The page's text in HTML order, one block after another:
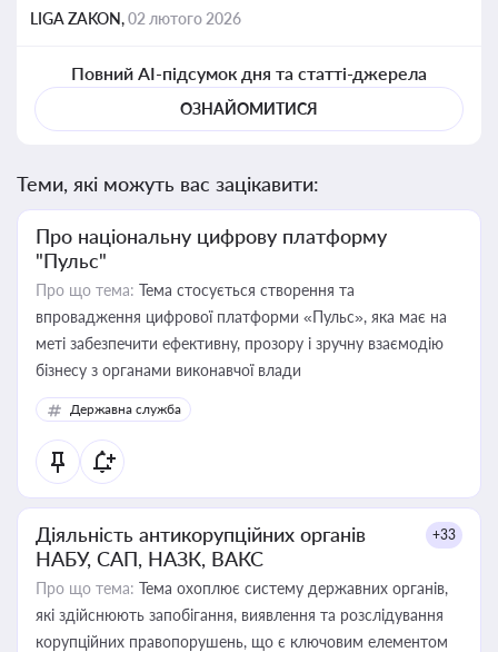
LIGA ZAKON,02 лютого 2026
Повний AI-підсумок дня та статті-джерела
ОЗНАЙОМИТИСЯ
Теми, які можуть вас зацікавити:
Про національну цифрову платформу
"Пульс"
Про що тема: Тема стосується створення та
впровадження цифрової платформи «Пульс», яка має на
меті забезпечити ефективну, прозору і зручну взаємодію
бізнесу з органами виконавчої влади
Державна служба
Діяльність антикорупційних органів
НАБУ, САП, НАЗК, ВАКС
+33
Про що тема: Тема охоплює систему державних органів,
які здійснюють запобігання, виявлення та розслідування
корупційних правопорушень, що є ключовим елементом